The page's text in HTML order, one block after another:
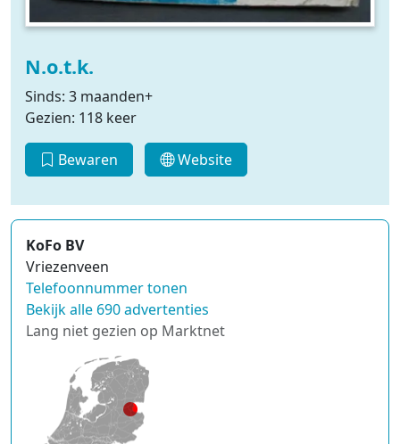
N.o.t.k.
Sinds: 3 maanden+
Gezien: 118 keer
Bewaren Website
KoFo BV
Vriezenveen
Telefoonnummer tonen
Bekijk alle 690 advertenties
Lang niet gezien op Marktnet